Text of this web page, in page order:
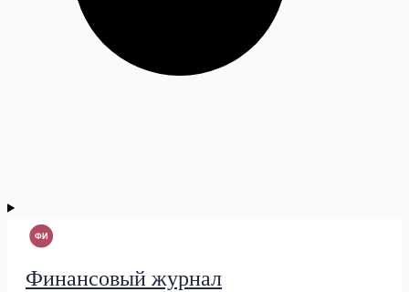
Финансовый журнал